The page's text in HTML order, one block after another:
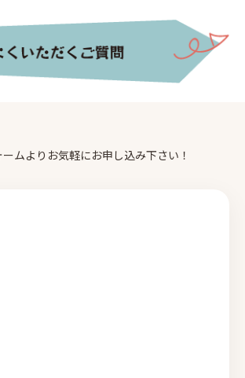
ムよりお気軽にお申し込み下さい！